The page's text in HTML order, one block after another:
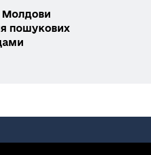
Молдови
пошукових